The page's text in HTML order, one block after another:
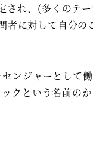
され、(多くのテ
に対して自分
ンジャーとして
クという名前の